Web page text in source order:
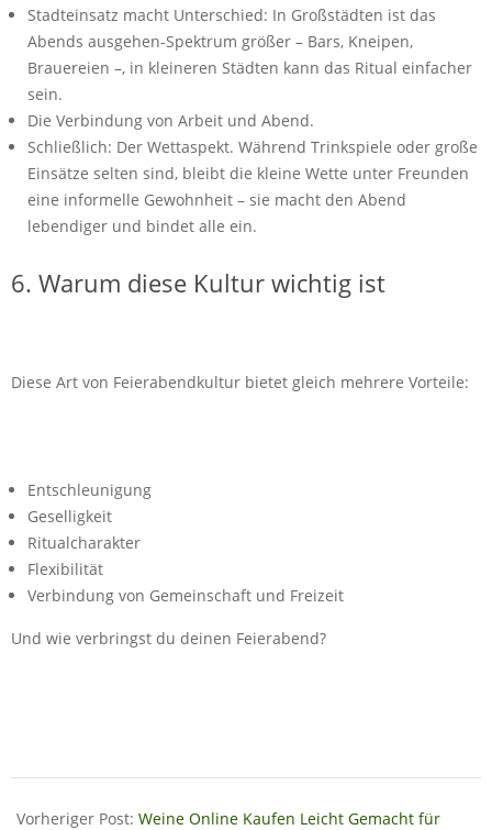
Stadteinsatz macht Unterschied: In Großstädten ist das
Abends ausgehen-Spektrum größer – Bars, Kneipen,
Brauereien –, in kleineren Städten kann das Ritual einfacher
sein.
Die Verbindung von Arbeit und Abend.
Schließlich: Der Wettaspekt. Während Trinkspiele oder große
Einsätze selten sind, bleibt die kleine Wette unter Freunden
eine informelle Gewohnheit – sie macht den Abend
lebendiger und bindet alle ein.
6. Warum diese Kultur wichtig ist
Diese Art von Feierabendkultur bietet gleich mehrere Vorteile:
Entschleunigung
Geselligkeit
Ritualcharakter
Flexibilität
Verbindung von Gemeinschaft und Freizeit
Und wie verbringst du deinen Feierabend?
10-
Vorheriger Post: Weine Online Kaufen Leicht Gemacht für